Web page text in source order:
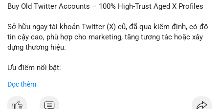
📰 Nguồn: Cointelegraph
Buy Old Twitter Accounts – 100% High-Trust Aged X Profiles
Sở hữu ngay tài khoản Twitter (X) cũ, đã qua kiểm định, có độ
tin cậy cao, phù hợp cho marketing, tăng tương tác hoặc xây
dựng thương hiệu.
Ưu điểm nổi bật:
- Hồ sơ hoàn chỉnh, giảm nguy cơ bị khóa
Đọc thêm